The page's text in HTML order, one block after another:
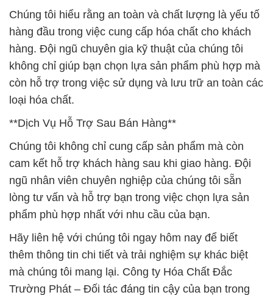
Chúng tôi hiểu rằng an toàn và chất lượng là yếu tố
hàng đầu trong việc cung cấp hóa chất cho khách
hàng. Đội ngũ chuyên gia kỹ thuật của chúng tôi
không chỉ giúp bạn chọn lựa sản phẩm phù hợp mà
còn hỗ trợ trong việc sử dụng và lưu trữ an toàn các
loại hóa chất.
**Dịch Vụ Hỗ Trợ Sau Bán Hàng**
Chúng tôi không chỉ cung cấp sản phẩm mà còn
cam kết hỗ trợ khách hàng sau khi giao hàng. Đội
ngũ nhân viên chuyên nghiệp của chúng tôi sẵn
lòng tư vấn và hỗ trợ bạn trong việc chọn lựa sản
phẩm phù hợp nhất với nhu cầu của bạn.
Hãy liên hệ với chúng tôi ngay hôm nay để biết
thêm thông tin chi tiết và trải nghiệm sự khác biệt
mà chúng tôi mang lại. Công ty Hóa Chất Đắc
Trường Phát – Đối tác đáng tin cậy của bạn trong